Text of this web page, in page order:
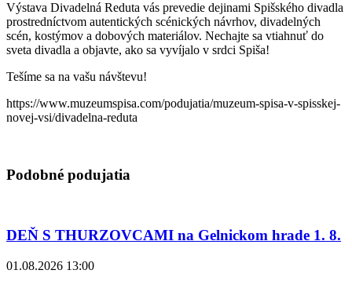
Výstava Divadelná Reduta vás prevedie dejinami Spišského divadla
prostredníctvom autentických scénických návrhov, divadelných
scén, kostýmov a dobových materiálov. Nechajte sa vtiahnuť do
sveta divadla a objavte, ako sa vyvíjalo v srdci Spiša!
Tešíme sa na vašu návštevu!
https://www.muzeumspisa.com/podujatia/muzeum-spisa-v-spisskej-
novej-vsi/divadelna-reduta
Podobné podujatia
DEŇ S THURZOVCAMI na Gelnickom hrade 1. 8.
01.08.2026 13:00